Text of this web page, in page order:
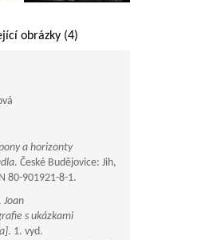
obrázky (4)
a horizonty
. České Budějovice: Jih,
80-901921-8-1.
Joan
s ukázkami
. 1. vyd.